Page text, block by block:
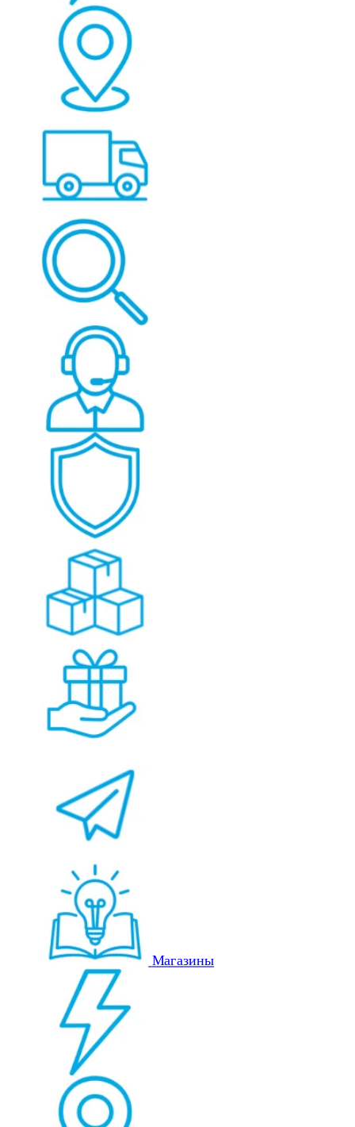
Магазины